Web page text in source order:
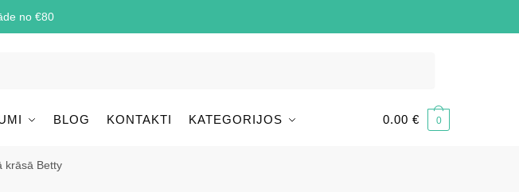
no €80
BLOG KONTAKTI KATEGORIJOS 0.00 € 0
krāsā Betty